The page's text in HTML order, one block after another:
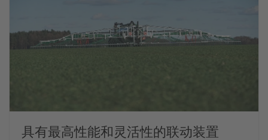
具有最高性能和灵活性的联动装置